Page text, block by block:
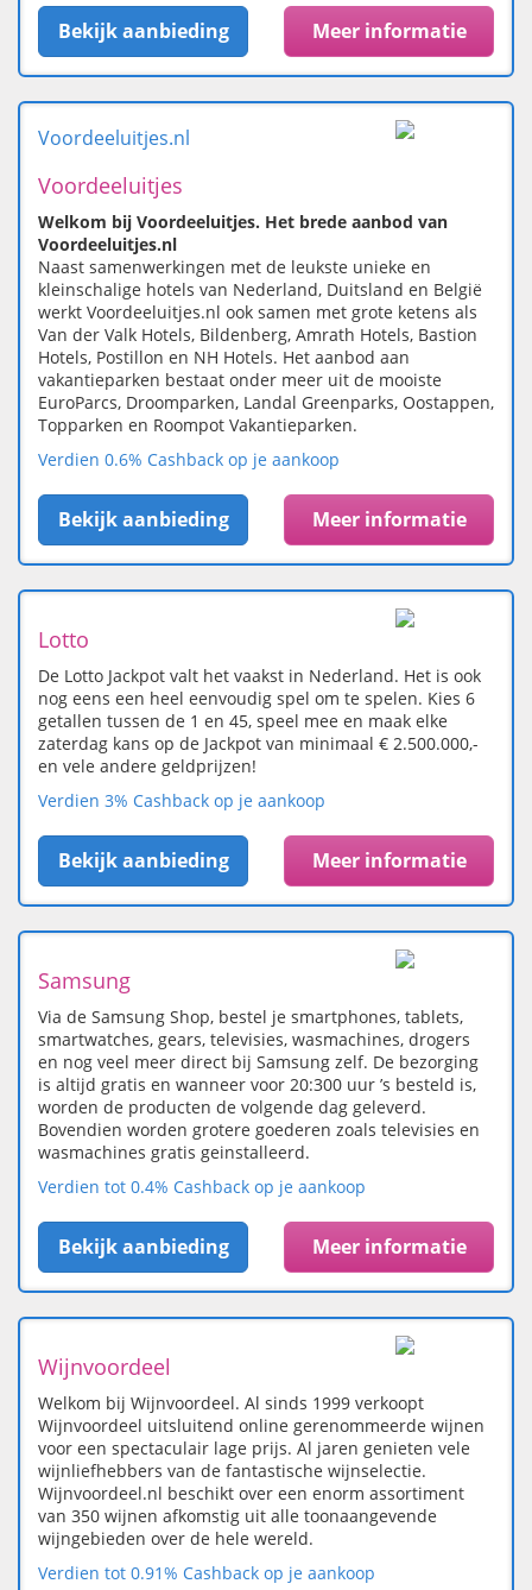
Bekijk aanbieding Meer informatie
Voordeeluitjes.nl
Voordeeluitjes
Welkom bij Voordeeluitjes. Het brede aanbod van
Voordeeluitjes.nl
Naast samenwerkingen met de leukste unieke en
kleinschalige hotels van Nederland, Duitsland en België
werkt Voordeeluitjes.nl ook samen met grote ketens als
Van der Valk Hotels, Bildenberg, Amrath Hotels, Bastion
Hotels, Postillon en NH Hotels. Het aanbod aan
vakantieparken bestaat onder meer uit de mooiste
EuroParcs, Droomparken, Landal Greenparks, Oostappen,
Topparken en Roompot Vakantieparken.
Verdien 0.6% Cashback op je aankoop
Bekijk aanbieding Meer informatie
Lotto
De Lotto Jackpot valt het vaakst in Nederland. Het is ook
nog eens een heel eenvoudig spel om te spelen. Kies 6
getallen tussen de 1 en 45, speel mee en maak elke
zaterdag kans op de Jackpot van minimaal € 2.500.000,-
en vele andere geldprijzen!
Verdien 3% Cashback op je aankoop
Bekijk aanbieding Meer informatie
Samsung
Via de Samsung Shop, bestel je smartphones, tablets,
smartwatches, gears, televisies, wasmachines, drogers
en nog veel meer direct bij Samsung zelf. De bezorging
is altijd gratis en wanneer voor 20:300 uur ’s besteld is,
worden de producten de volgende dag geleverd.
Bovendien worden grotere goederen zoals televisies en
wasmachines gratis geinstalleerd.
Verdien tot 0.4% Cashback op je aankoop
Bekijk aanbieding Meer informatie
Wijnvoordeel
Welkom bij Wijnvoordeel. Al sinds 1999 verkoopt
Wijnvoordeel uitsluitend online gerenommeerde wijnen
voor een spectaculair lage prijs. Al jaren genieten vele
wijnliefhebbers van de fantastische wijnselectie.
Wijnvoordeel.nl beschikt over een enorm assortiment
van 350 wijnen afkomstig uit alle toonaangevende
wijngebieden over de hele wereld.
Verdien tot 0.91% Cashback op je aankoop